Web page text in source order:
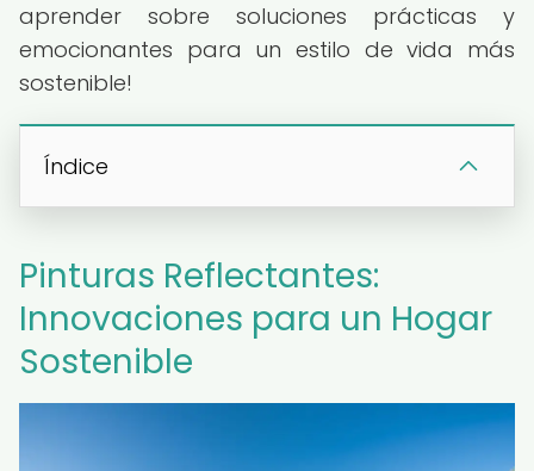
aprender sobre soluciones prácticas y
emocionantes para un estilo de vida más
sostenible!
Índice
Pinturas Reflectantes:
Innovaciones para un Hogar
Sostenible